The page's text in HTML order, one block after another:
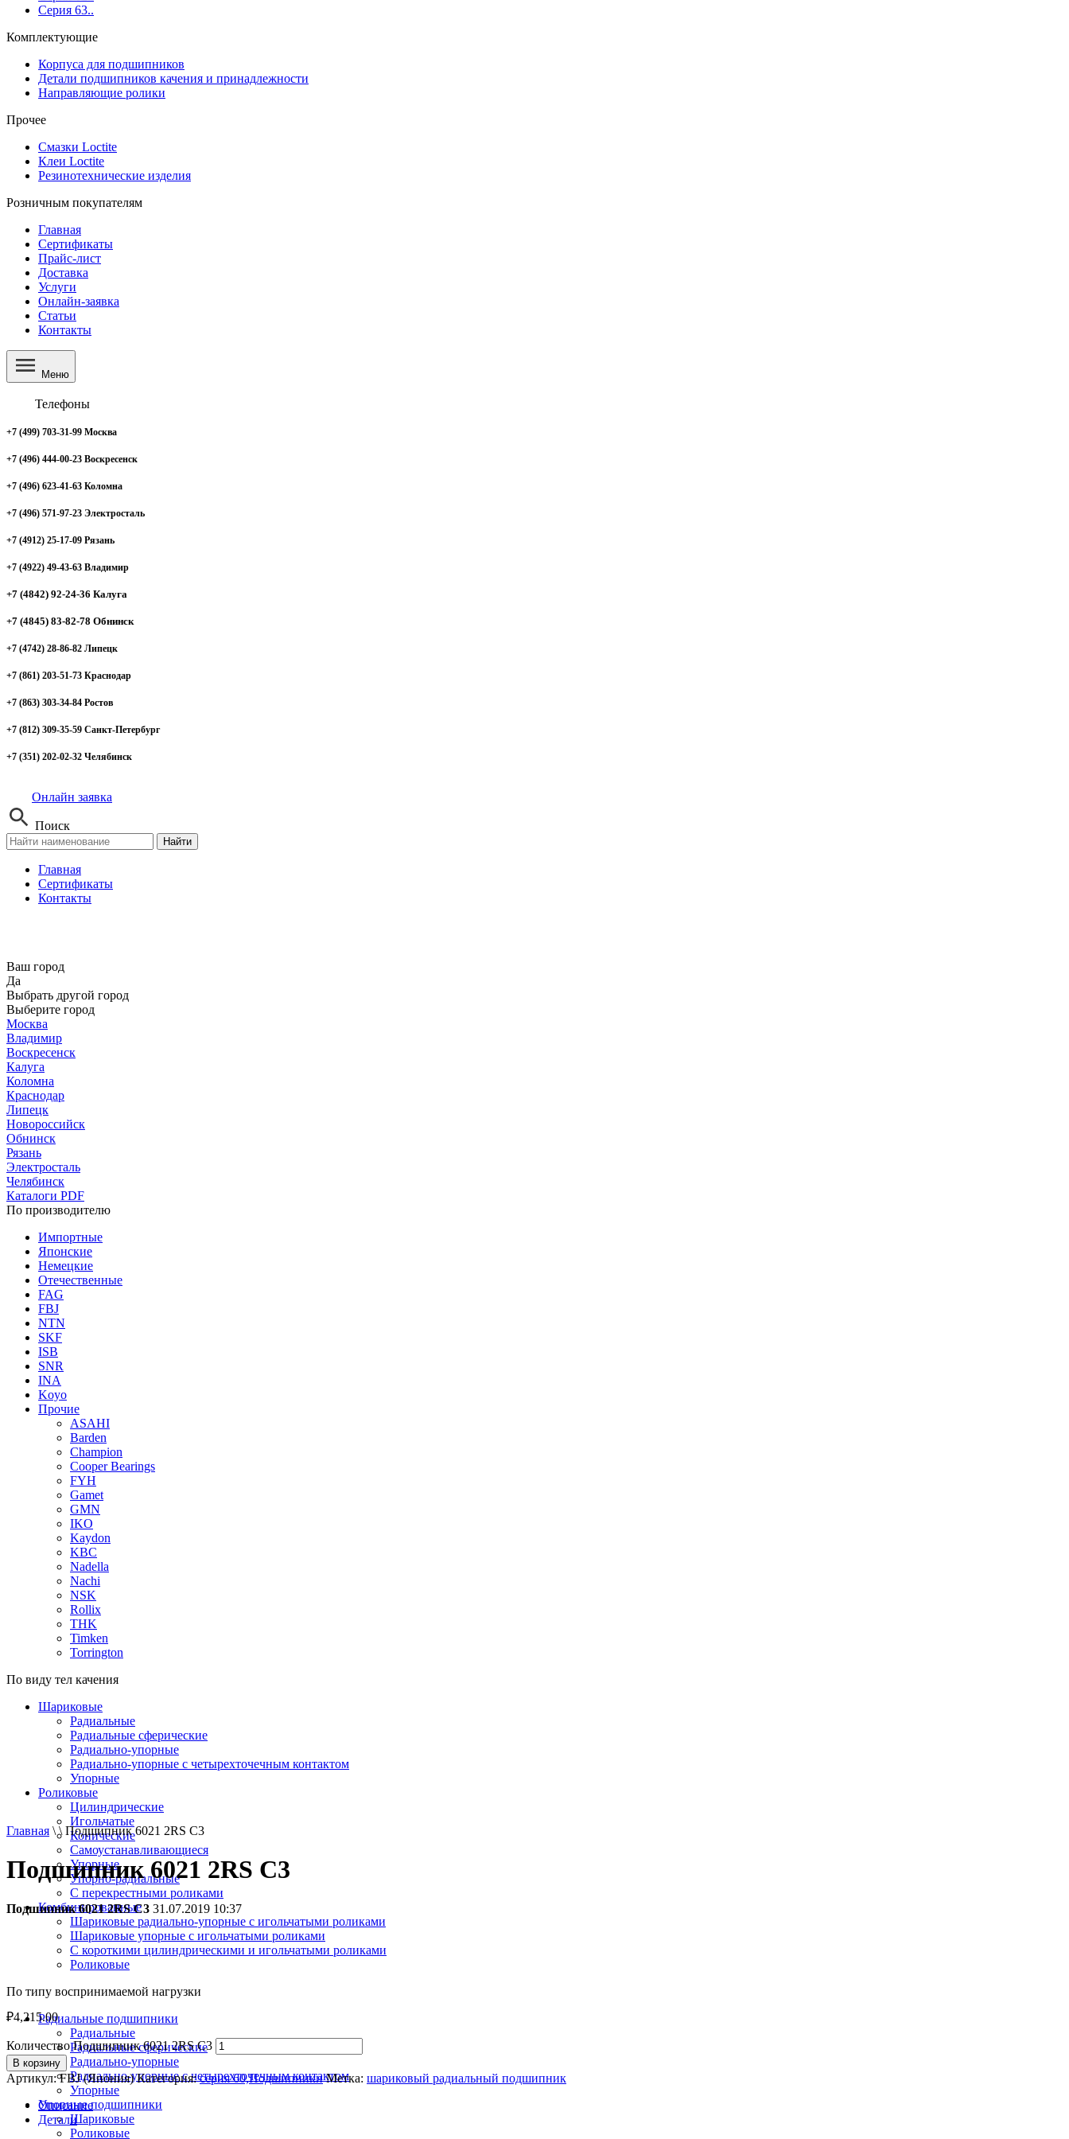
Серия 63..
Комплектующие
Корпуса для подшипников
Детали подшипников качения и принадлежности
Направляющие ролики
Прочее
Смазки Loctite
Клеи Loctite
Резинотехнические изделия
Розничным покупателям
Главная
Сертификаты
Прайс-лист
Доставка
Услуги
Онлайн-заявка
Статьи
Контакты
Меню
Телефоны
+7 (499) 703-31-99 Москва
+7 (496) 444-00-23 Воскресенск
+7 (496) 623-41-63 Коломна
+7 (496) 571-97-23 Электросталь
+7 (4912) 25-17-09 Рязань
+7 (4922) 49-43-63 Владимир
+7 (4842) 92-24-36 Калуга
+7 (4845) 83-82-78 Обнинск
+7 (4742) 28-86-82 Липецк
+7 (861) 203-51-73 Краснодар
+7 (863) 303-34-84 Ростов
+7 (812) 309-35-59 Санкт-Петербург
+7 (351) 202-02-32 Челябинск
Онлайн заявка
Поиск
Найти
Главная
Сертификаты
Контакты
Ваш город
Да
Выбрать другой город
Выберите город
Москва
Владимир
Воскресенск
Калуга
Коломна
Краснодар
Липецк
Новороссийск
Обнинск
Рязань
Электросталь
Челябинск
Каталоги PDF
По производителю
Импортные
Японские
Немецкие
Отечественные
FAG
FBJ
NTN
SKF
ISB
SNR
INA
Koyo
Прочие
ASAHI
Barden
Champion
Cooper Bearings
FYH
Gamet
GMN
IKO
Kaydon
KBC
Nadella
Nachi
NSK
Rollix
THK
Timken
Torrington
По виду тел качения
Шариковые
Радиальные
Радиальные сферические
Радиально-упорные
Радиально-упорные с четырехточечным контактом
Упорные
Роликовые
Цилиндрические
Игольчатые
Конические
Самоустанавливающиеся
Упорные
Упорно-радиальные
C перекрестными роликами
Комбинированные
Шариковые радиально-упорные с игольчатыми роликами
Шариковые упорные с игольчатыми роликами
С короткими цилиндрическими и игольчатыми роликами
Роликовые
По типу воспринимаемой нагрузки
Радиальные подшипники
Радиальные
Радиальные сферические
Радиально-упорные
Радиально-упорные с четырехточечным контактом
Упорные
Упорные подшипники
Шариковые
Роликовые
Главная \ \ Подшипник 6021 2RS C3
Подшипник 6021 2RS C3
Подшипник 6021 2RS C3 31.07.2019 10:37
₽4,215.00
Количество Подшипник 6021 2RS C3
В корзину
Артикул:FBJ (Япония) Категория:серия 60,Подшипники Метка: шариковый радиальный подшипник
Описание
Детали